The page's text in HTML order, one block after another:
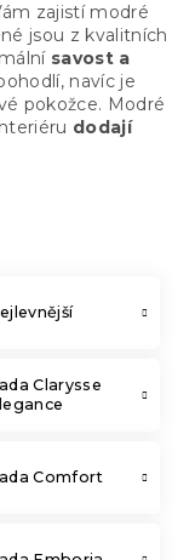
zajistí modré
jsou z kvalitních
savost a
navíc je
pokožce. Modré
dodají
Clarysse
Comfort